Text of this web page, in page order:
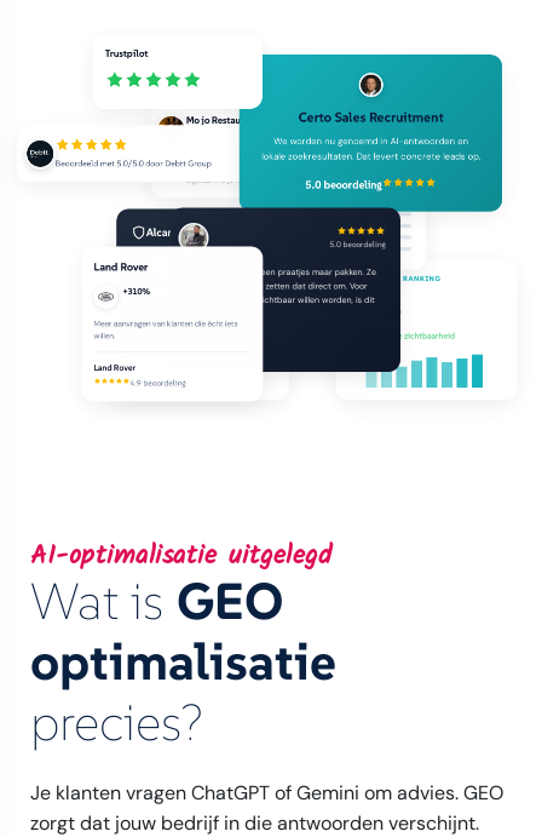
Beoordeeld met 5.0/5.0 door Debtt Group
Certo Sales Recruitment
We worden nu genoemd in AI-antwoorden en
lokale zoekresultaten. Dat levert concrete leads op.
5.0 beoordeling
Land Rover
Meer aanvragen van klanten die écht iets
Trustpilot
+280%
AI-MODEL RANKING
4.9
Alcanside
AI-zichtbaarheid
Binnen weken verschenen we in ChatGPT en Gemini.
5.0 beoordeling
LocalClicks levert geen praatjes maar pakken. Ze
weten wat werkt en zetten dat direct om. Voor
bedrijven die écht zichtbaar willen worden, is dit
I. Turkmenoglu
AI-optimalisatie uitgelegd
Wat is GEO
optimalisatie
precies?
Je klanten vragen ChatGPT of Gemini om advies. GEO
zorgt dat jouw bedrijf in die antwoorden verschijnt.